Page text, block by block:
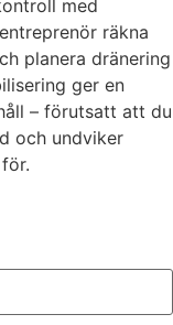
med
räkna
planera dränering
ger en
– förutsatt att du
och undviker